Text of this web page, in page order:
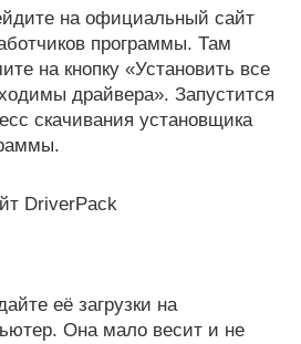
на официальный сайт
программы. Там
на кнопку «Установить все
драйвера». Запустится
скачивания установщика
её загрузки на
Она мало весит и не